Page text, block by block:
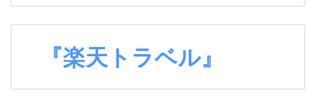
『楽天トラベル』